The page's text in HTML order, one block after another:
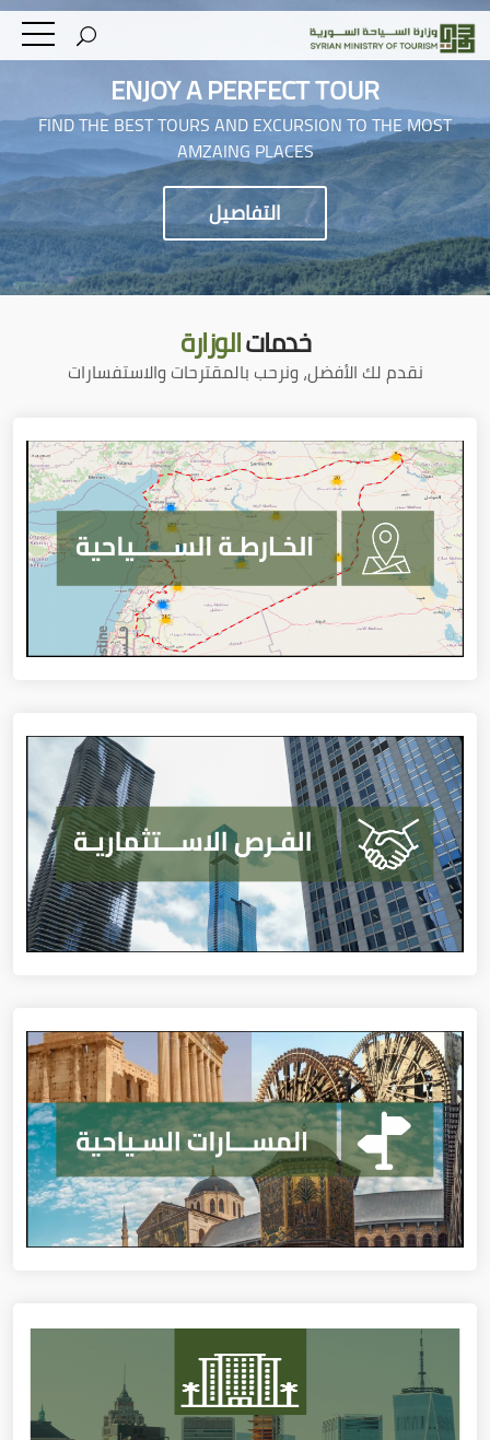
ENJOY A PERFECT TOUR
FIND THE BEST TOURS AND EXCURSION TO THE MOST
AMZAING PLACES
التفاصيل
خدماتالوزارة
نقدم لك الأفضل، ونرحب بالمقترحات والاستفسارات